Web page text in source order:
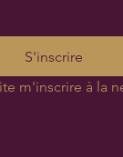
S'inscrire
m'inscrire à la